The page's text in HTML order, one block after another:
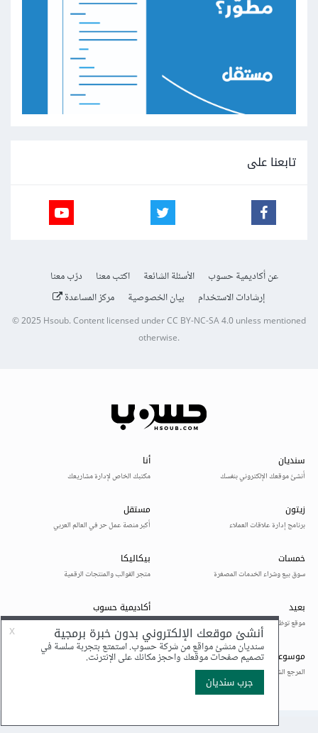
تابعنا على
عن أكاديمية حسوب الأسئلة الشائعة اكتب معنا
درّب معنا
إرشادات الاستخدام
بيان الخصوصية مركز المساعدة
© 2025Hsoub.Content licensed underCC BY-NC-SA 4.0unless mentioned
otherwise.